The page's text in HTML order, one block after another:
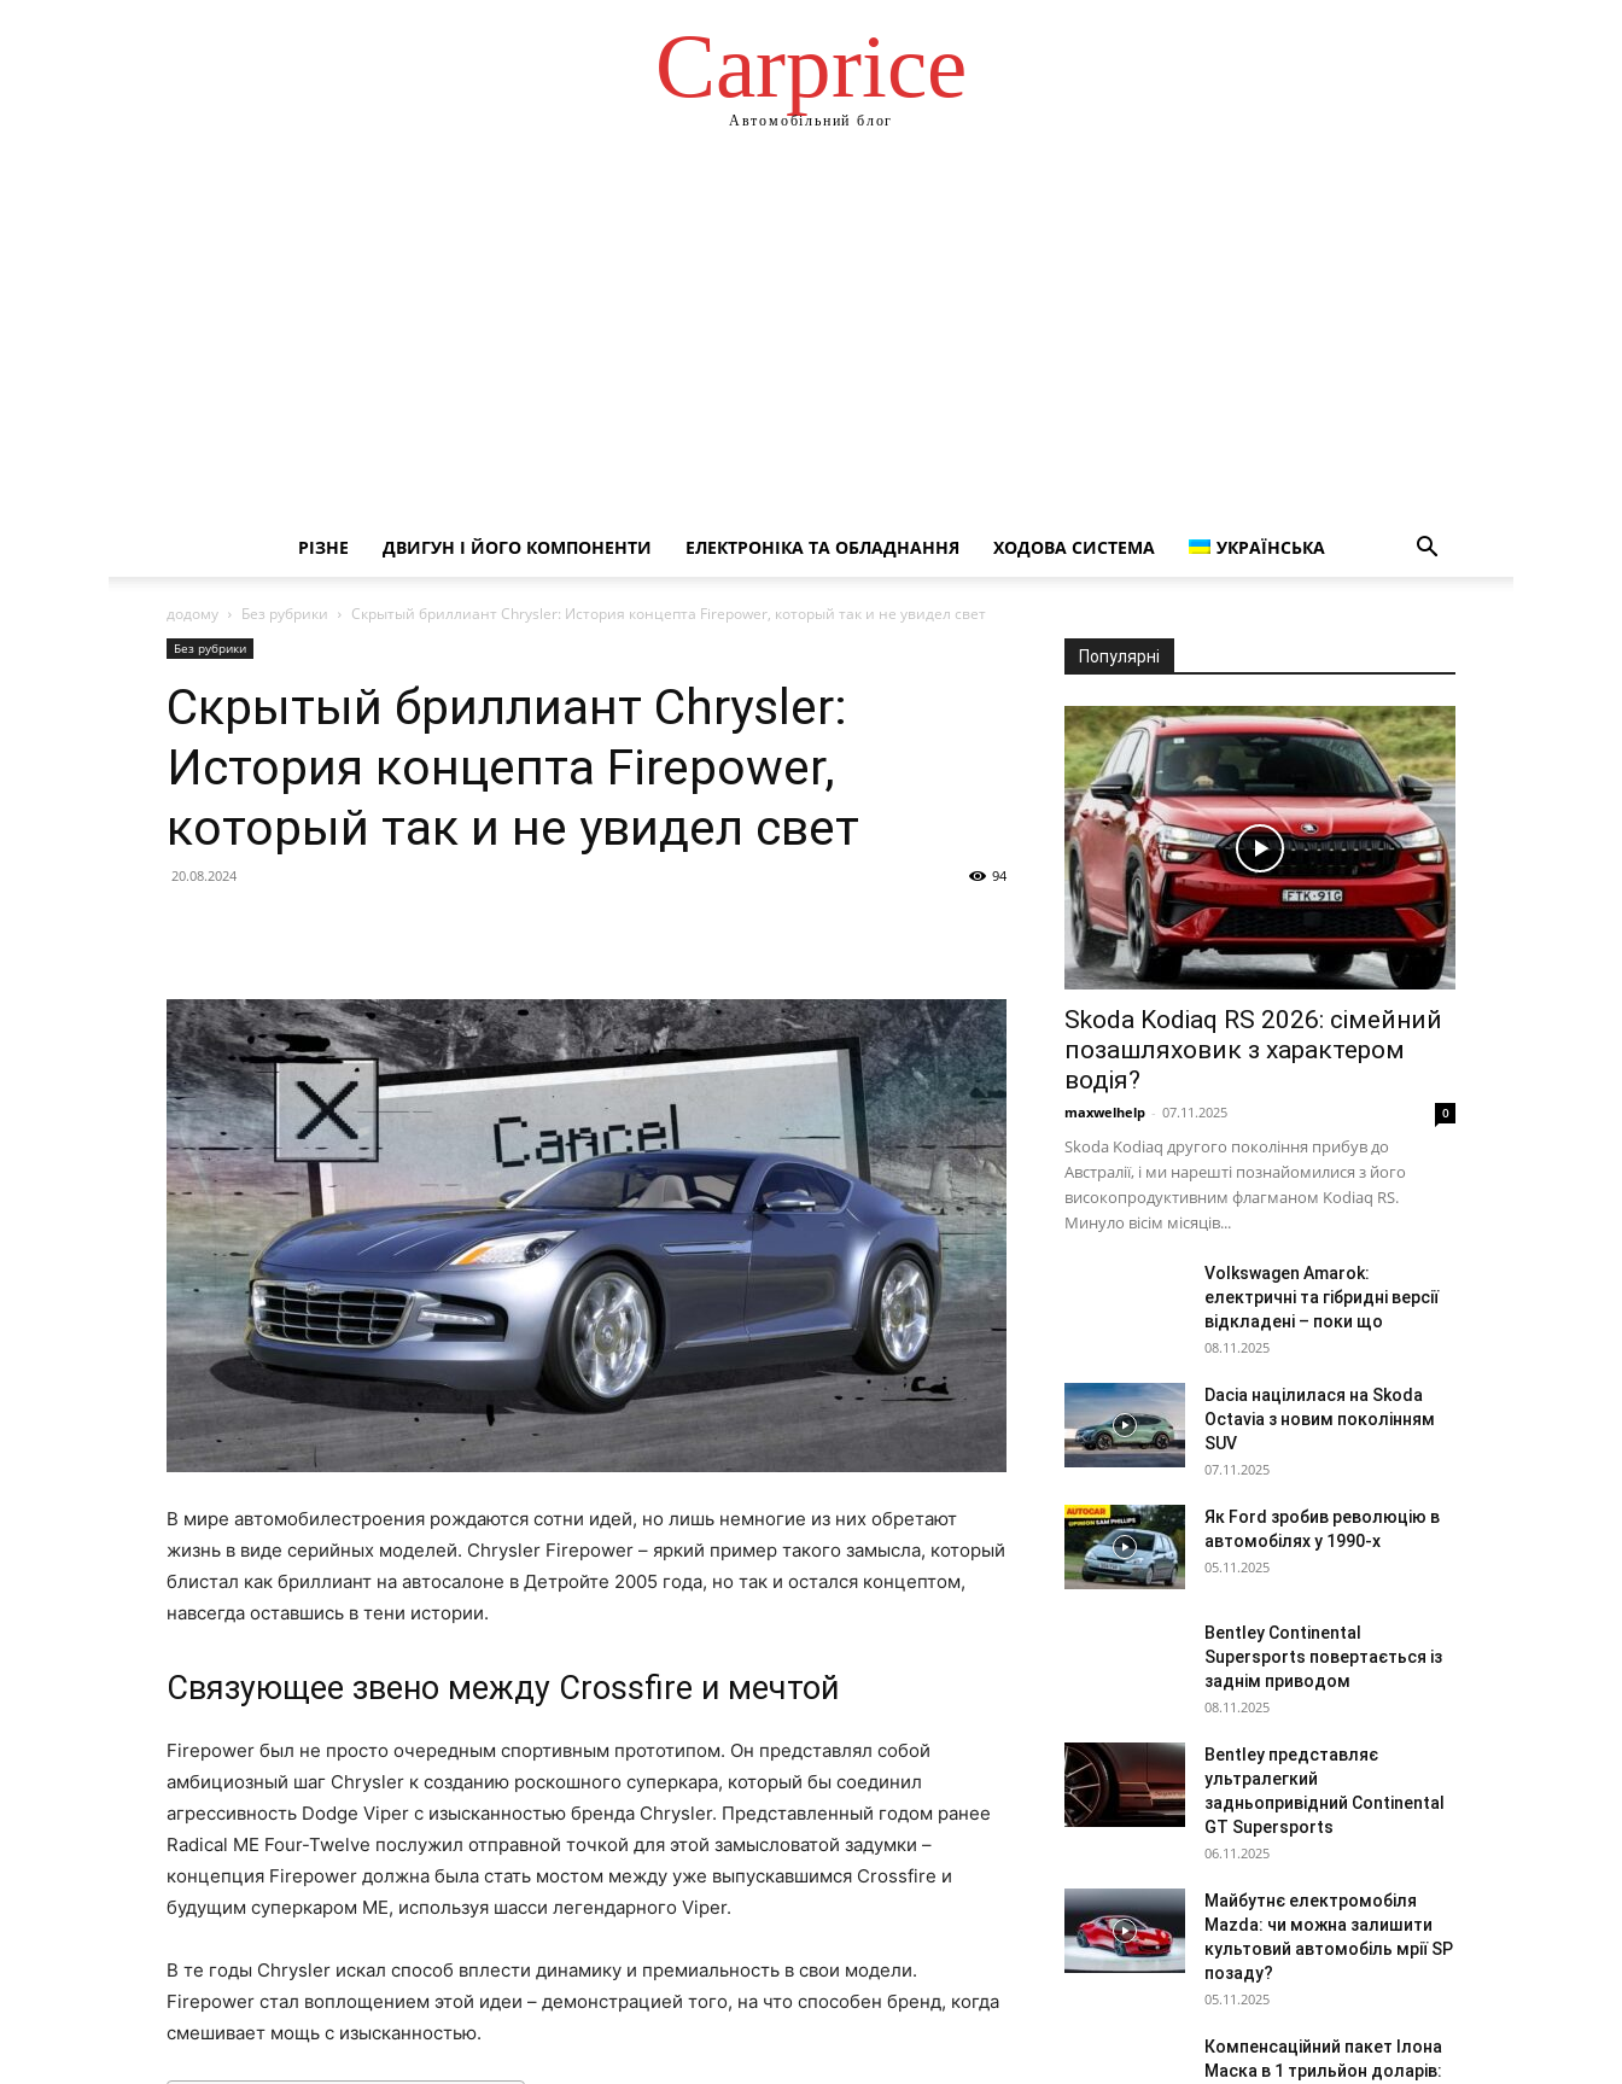
Сarprice
Автомобільний блог
РІЗНЕ ДВИГУН І ЙОГО КОМПОНЕНТИ ЕЛЕКТРОНІКА ТА ОБЛАДНАННЯ ХОДОВА СИСТЕМА УКРАЇНСЬКА
додому Без рубрики Скрытый бриллиант Chrysler: История концепта Firepower, который так и не увидел свет
Без рубрики
Скрытый бриллиант Chrysler:
История концепта Firepower,
который так и не увидел свет
20.08.2024 94
В мире автомобилестроения рождаются сотни идей, но лишь немногие из них обретают
жизнь в виде серийных моделей. Chrysler Firepower – яркий пример такого замысла, который
блистал как бриллиант на автосалоне в Детройте 2005 года, но так и остался концептом,
навсегда оставшись в тени истории.
Связующее звено между Crossfire и мечтой
Firepower был не просто очередным спортивным прототипом. Он представлял собой
амбициозный шаг Chrysler к созданию роскошного суперкара, который бы соединил
агрессивность Dodge Viper с изысканностью бренда Chrysler. Представленный годом ранее
Radical ME Four-Twelve послужил отправной точкой для этой замысловатой задумки –
концепция Firepower должна была стать мостом между уже выпускавшимся Crossfire и
будущим суперкаром ME, используя шасси легендарного Viper.
В те годы Chrysler искал способ вплести динамику и премиальность в свои модели.
Firepower стал воплощением этой идеи – демонстрацией того, на что способен бренд, когда
смешивает мощь с изысканностью.
Популярні
Skoda Kodiaq RS 2026: сімейний
позашляховик з характером
водія?
maxwelhelp - 07.11.2025 0
Skoda Kodiaq другого покоління прибув до
Австралії, і ми нарешті познайомилися з його
високопродуктивним флагманом Kodiaq RS.
Минуло вісім місяців...
Volkswagen Amarok:
електричні та гібридні версії
відкладені – поки що
08.11.2025
Dacia націлилася на Skoda
Octavia з новим поколінням
SUV
07.11.2025
Як Ford зробив революцію в
автомобілях у 1990-х
05.11.2025
Bentley Continental
Supersports повертається із
заднім приводом
08.11.2025
Bentley представляє
ультралегкий
задньопривідний Continental
GT Supersports
06.11.2025
Майбутнє електромобіля
Mazda: чи можна залишити
культовий автомобіль мрії SP
позаду?
05.11.2025
Компенсаційний пакет Ілона
Маска в 1 трильйон доларів: